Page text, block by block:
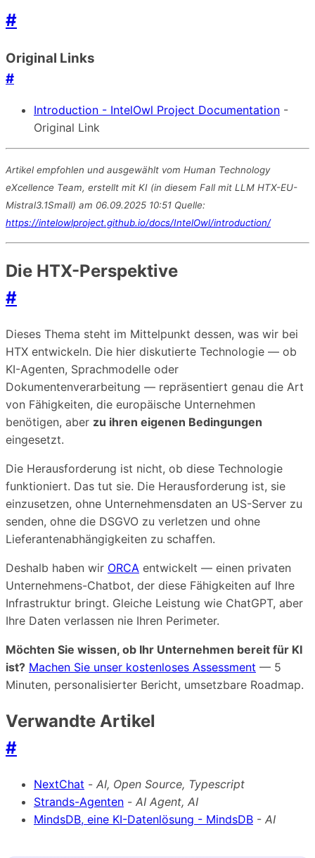
#
Original Links
#
Introduction - IntelOwl Project Documentation -
Original Link
Artikel empfohlen und ausgewählt vom Human Technology
eXcellence Team, erstellt mit KI (in diesem Fall mit LLM HTX-EU-
Mistral3.1Small) am 06.09.2025 10:51 Quelle:
https://intelowlproject.github.io/docs/IntelOwl/introduction/
Die HTX-Perspektive
#
Dieses Thema steht im Mittelpunkt dessen, was wir bei
HTX entwickeln. Die hier diskutierte Technologie — ob
KI-Agenten, Sprachmodelle oder
Dokumentenverarbeitung — repräsentiert genau die Art
von Fähigkeiten, die europäische Unternehmen
benötigen, aber zu ihren eigenen Bedingungen
eingesetzt.
Die Herausforderung ist nicht, ob diese Technologie
funktioniert. Das tut sie. Die Herausforderung ist, sie
einzusetzen, ohne Unternehmensdaten an US-Server zu
senden, ohne die DSGVO zu verletzen und ohne
Lieferantenabhängigkeiten zu schaffen.
Deshalb haben wir ORCA entwickelt — einen privaten
Unternehmens-Chatbot, der diese Fähigkeiten auf Ihre
Infrastruktur bringt. Gleiche Leistung wie ChatGPT, aber
Ihre Daten verlassen nie Ihren Perimeter.
Möchten Sie wissen, ob Ihr Unternehmen bereit für KI
ist? Machen Sie unser kostenloses Assessment — 5
Minuten, personalisierter Bericht, umsetzbare Roadmap.
Verwandte Artikel
#
NextChat - AI, Open Source, Typescript
Strands-Agenten - AI Agent, AI
MindsDB, eine KI-Datenlösung - MindsDB - AI